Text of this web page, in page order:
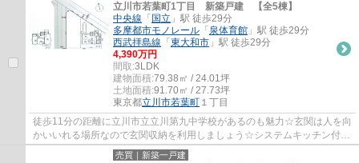
立川市若葉町1丁目 新築戸建 【全5棟】
中央線 「 国立 」駅 徒歩29分
多摩都市モノレール 「 泉体育館 」駅 徒歩29分
西武拝島線 「 東大和市 」駅 徒歩29分
4,390万円
間取:3LDK
建物面積:79.38㎡ / 24.01坪
土地面積:91.70㎡ / 27.73坪
東京都立川市若葉町 １丁目
徒歩11分の距離に立川市立立川第九中学校があるのも魅力☆玄関は人を向
かいいれる場所なので玄関収納を利用しましょう☆システムキッチン付き
の物件で作業効率がとても良くなります☆ご希...
売買｜新築一戸建